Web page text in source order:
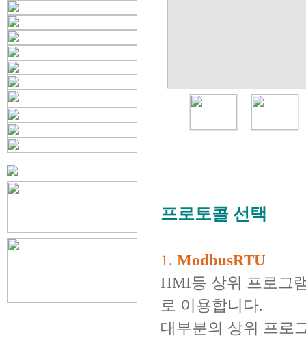
프로토콜 선택
1. ModbusRTU
HMI등 상위 프로그
로 이용합니다.
대부분의 상위 프로